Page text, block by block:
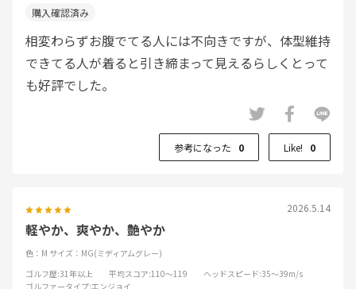
相変わらずお腹でてる人には不向きですが、体型維持
できてる人が着ると引き締まって見えるらしくとって
も好評でした。
参考になった 0 Like! 0
2026.5.14
軽やか、爽やか、艶やか
色：M サイズ：MG(ミディアムグレー)
ゴルフ歴:31年以上 平均スコア:110～119 ヘッドスピード:35～39m/s
ゴルファータイプ:エンジョイ